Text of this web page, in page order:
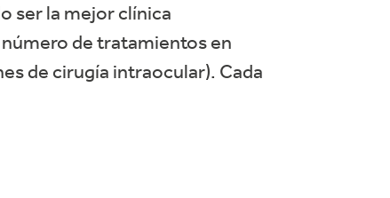
ser la mejor clínica
de tratamientos en
de cirugía intraocular). Cada